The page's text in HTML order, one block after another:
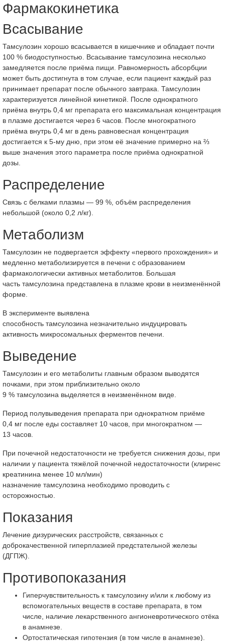
Фармакокинетика
Всасывание
Тамсулозин хорошо всасывается в кишечнике и обладает почти
100 % биодоступностью. Всасывание тамсулозина несколько
замедляется после приёма пищи. Равномерность абсорбции
может быть достигнута в том случае, если пациент каждый раз
принимает препарат после обычного завтрака. Тамсулозин
характеризуется линейной кинетикой. После однократного
приёма внутрь 0,4 мг препарата его максимальная концентрация
в плазме достигается через 6 часов. После многократного
приёма внутрь 0,4 мг в день равновесная концентрация
достигается к 5-му дню, при этом её значение примерно на ⅔
выше значения этого параметра после приёма однократной
дозы.
Распределение
Связь с белками плазмы — 99 %, объём распределения
небольшой (около 0,2 л/кг).
Метаболизм
Тамсулозин не подвергается эффекту «первого прохождения» и
медленно метаболизируется в печени с образованием
фармакологически активных метаболитов. Большая
часть тамсулозина представлена в плазме крови в неизменённой
форме.
В эксперименте выявлена
способность тамсулозина незначительно индуцировать
активность микросомальных ферментов печени.
Выведение
Тамсулозин и его метаболиты главным образом выводятся
почками, при этом приблизительно около
9 % тамсулозина выделяется в неизменённом виде.
Период полувыведения препарата при однократном приёме
0,4 мг после еды составляет 10 часов, при многократном —
13 часов.
При почечной недостаточности не требуется снижения дозы, при
наличии у пациента тяжёлой почечной недостаточности (клиренс
креатинина менее 10 мл/мин)
назначение тамсулозина необходимо проводить с
осторожностью.
Показания
Лечение дизурических расстройств, связанных с
доброкачественной гиперплазией предстательной железы
(ДГПЖ).
Противопоказания
Гиперчувствительность к тамсулозину и/или к любому из
вспомогательных веществ в составе препарата, в том
числе, наличие лекарственного ангионевротического отёка
в анамнезе.
Ортостатическая гипотензия (в том числе в анамнезе).